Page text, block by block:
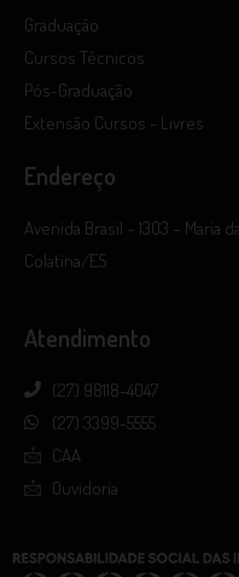
Graduação
Cursos Técnicos
Pós-Graduação
Extensão Cursos - Livres
Endereço
Avenida Brasil – 1303 – Maria
Colatina/ES
Atendimento
(27) 98118-4047
(27) 3399-5555
CAA
Ouvidoria